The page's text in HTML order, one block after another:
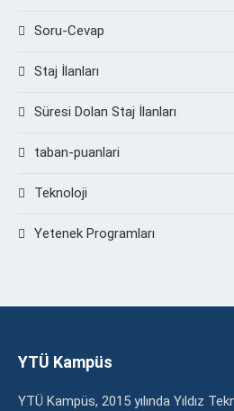
Soru-Cevap
Staj İlanları
Süresi Dolan Staj İlanları
taban-puanlari
Teknoloji
Yetenek Programları
YTÜ Kampüs
YTÜ Kampüs, 2015 yılında Yıldız